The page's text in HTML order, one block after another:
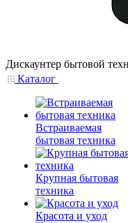
Дискаунтер бытовой
Каталог
Встраиваемая
бытовая техника
Крупная бытовая
техника
Красота и уход